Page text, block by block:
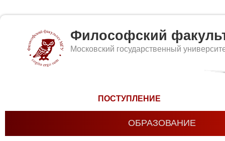
Философский
Московский государственный
ПОСТУПЛЕНИЕ
ОБРАЗОВАНИЕ